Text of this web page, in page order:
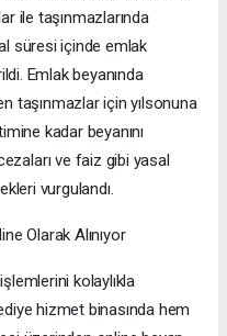
ile taşınmazlarında
süresi içinde emlak
Emlak beyanında
taşınmazlar için yılsonuna
kadar beyanını
ve faiz gibi yasal
vurgulandı.
Olarak Alınıyor
kolaylıkla
hizmet binasında hem